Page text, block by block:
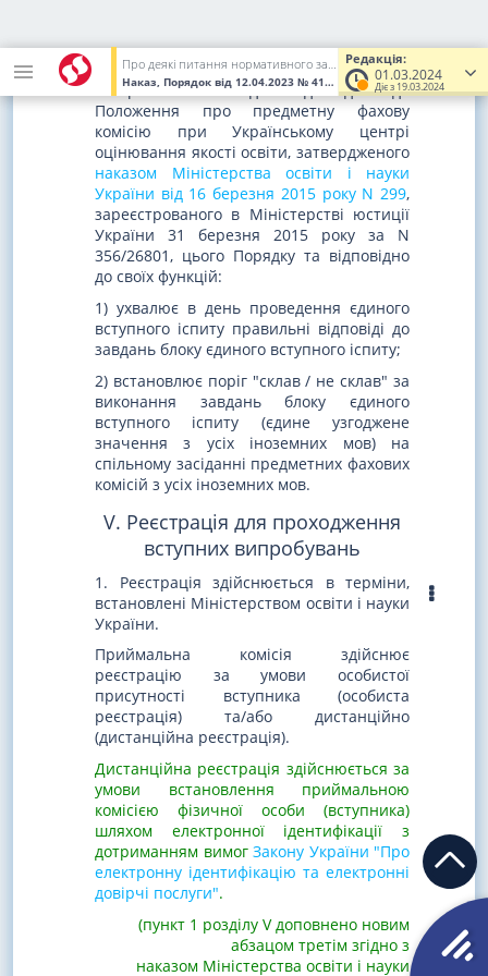
Редакція:
01.03.2024
Діє з 19.03.2024
Про деякі питання нормативного забезпечення вступних випробувань, що проводяться з використанням організаційно-технологічних процесів здійснення зовнішнього незалежного оцінювання для вступу на другий (магістерський) рівень вищої освіти
Наказ, Порядок від 12.04.2023 № 418 (Увага! Попередня
6. Предметна фахова комісія з певного
блоку єдиного вступного іспиту
створюється та діє відповідно до
Положення про предметну фахову
комісію при Українському центрі
оцінювання якості освіти, затвердженого
наказом Міністерства освіти і науки
України від 16 березня 2015 року N 299,
зареєстрованого в Міністерстві юстиції
України 31 березня 2015 року за N
356/26801, цього Порядку та відповідно
до своїх функцій:
1) ухвалює в день проведення єдиного
вступного іспиту правильні відповіді до
завдань блоку єдиного вступного іспиту;
2) встановлює поріг "склав / не склав" за
виконання завдань блоку єдиного
вступного іспиту (єдине узгоджене
значення з усіх іноземних мов) на
спільному засіданні предметних фахових
комісій з усіх іноземних мов.
V. Реєстрація для проходження
вступних випробувань
1. Реєстрація здійснюється в терміни,
встановлені Міністерством освіти і науки
України.
Приймальна комісія здійснює
реєстрацію за умови особистої
присутності вступника (особиста
реєстрація) та/або дистанційно
(дистанційна реєстрація).
Дистанційна реєстрація здійснюється за
умови встановлення приймальною
комісією фізичної особи (вступника)
шляхом електронної ідентифікації з
дотриманням вимог Закону України "Про
електронну ідентифікацію та електронні
довірчі послуги".
(пункт 1 розділу V доповнено новим
абзацом третім згідно з
наказом Міністерства освіти і науки